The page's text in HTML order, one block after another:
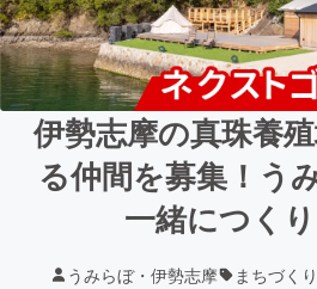
伊勢志摩の真珠養
る仲間を募集！う
一緒につく
うみらぼ・伊勢志摩 まちづく